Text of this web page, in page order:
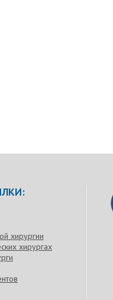
хирургии
хирургах